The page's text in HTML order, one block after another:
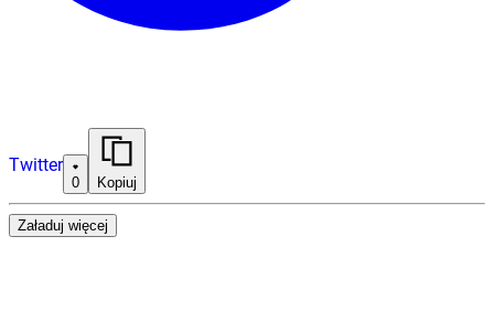
Twitter
0 Kopiuj
Załaduj więcej